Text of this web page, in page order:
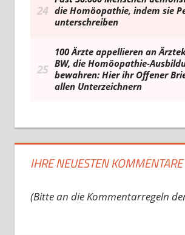
IHRE NEUESTEN KOMMENTARE
(Bitte an die Kommentarregeln